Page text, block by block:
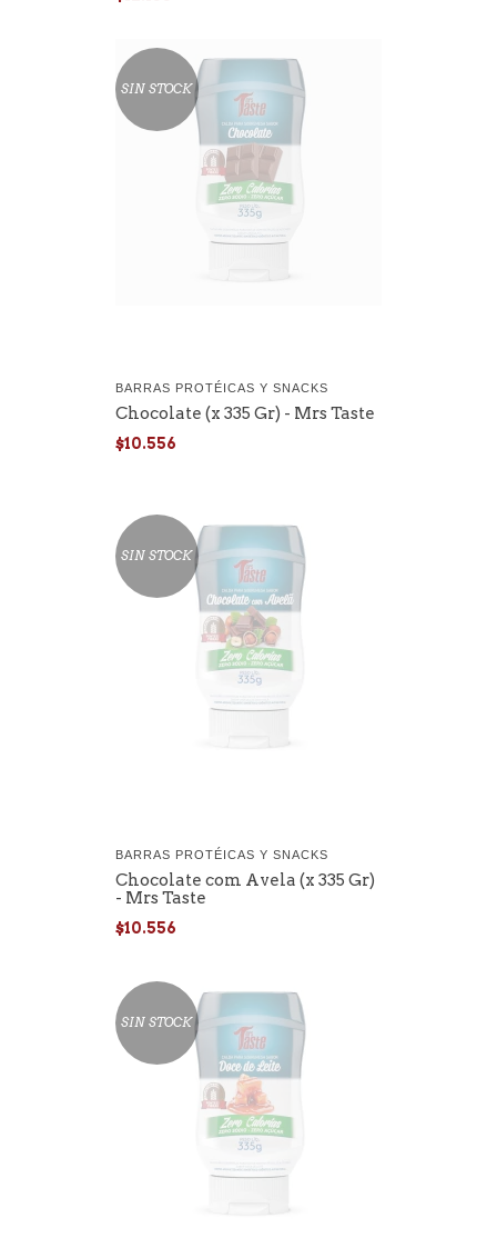
SIN STOCK
BARRAS PROTÉICAS Y SNACKS
Chocolate (x 335 Gr) - Mrs Taste
$10.556
SIN STOCK
BARRAS PROTÉICAS Y SNACKS
Chocolate com Avela (x 335 Gr)
- Mrs Taste
$10.556
SIN STOCK